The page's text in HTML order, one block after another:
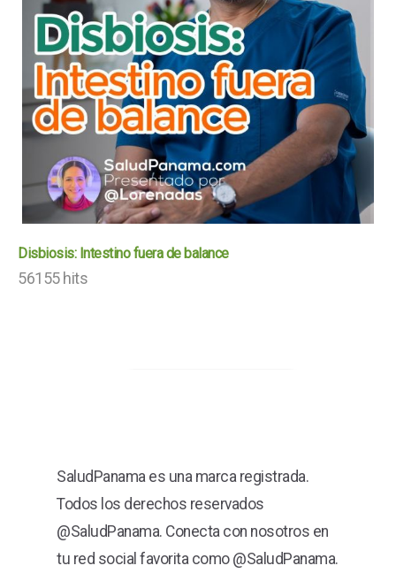
Disbiosis: Intestino fuera de balance
56155 hits
SaludPanama es una marca registrada.
Todos los derechos reservados
@SaludPanama. Conecta con nosotros en
tu red social favorita como @SaludPanama.